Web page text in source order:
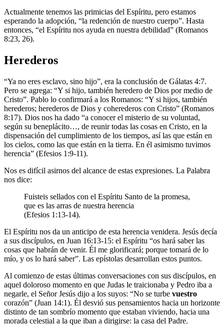
Actualmente tenemos las primicias del Espíritu, pero estamos
esperando la adopción, “la redención de nuestro cuerpo”. Hasta
entonces, “el Espíritu nos ayuda en nuestra debilidad” (Romanos
8:23, 26).
Herederos
“Ya no eres esclavo, sino hijo”, era la conclusión de Gálatas 4:7.
Pero se agrega: “Y si hijo, también heredero de Dios por medio de
Cristo”. Pablo lo confirmará a los Romanos: “Y si hijos, también
herederos; herederos de Dios y coherederos con Cristo” (Romanos
8:17). Dios nos ha dado “a conocer el misterio de su voluntad,
según su beneplácito…, de reunir todas las cosas en Cristo, en la
dispensación del cumplimiento de los tiempos, así las que están en
los cielos, como las que están en la tierra. En él asimismo tuvimos
herencia” (Efesios 1:9-11).
Nos es difícil asirnos del alcance de estas expresiones. La Palabra
nos dice:
Fuisteis sellados con el Espíritu Santo de la promesa,
que es las arras de nuestra herencia
(Efesios 1:13-14).
El Espíritu nos da un anticipo de esta herencia venidera. Jesús decía
a sus discípulos, en Juan 16:13-15: el Espíritu “os hará saber las
cosas que habrán de venir. Él me glorificará; porque tomará de lo
mío, y os lo hará saber”. Las epístolas desarrollan estos puntos.
Al comienzo de estas últimas conversaciones con sus discípulos, en
aquel doloroso momento en que Judas le traicionaba y Pedro iba a
negarle, el Señor Jesús dijo a los suyos: “No se turbe vuestro
corazón” (Juan 14:1). Él desvió sus pensamientos hacia un horizonte
distinto de tan sombrío momento que estaban viviendo, hacia una
morada celestial a la que iban a dirigirse: la casa del Padre.